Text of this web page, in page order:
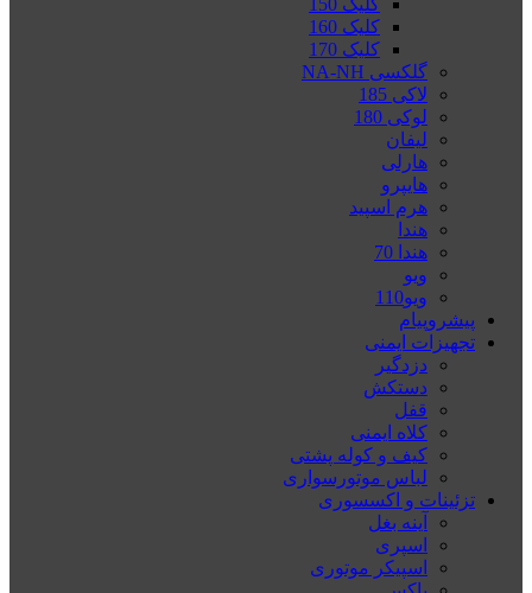
کلیک 150
کلیک 160
کلیک 170
گلکسی NA-NH
لاکی 185
لوکی 180
لیفان
هارلی
هایپرو
هرم اسپید
هندا
هندا 70
ویو
ویو110
پیشروپیام
تجهیزات ایمنی
دزدگیر
دستکش
قفل
کلاه ایمنی
کیف و کوله پشتی
لباس موتورسواری
تزئینات و اکسسوری
آینه بغل
اسپری
اسپیکر موتوری